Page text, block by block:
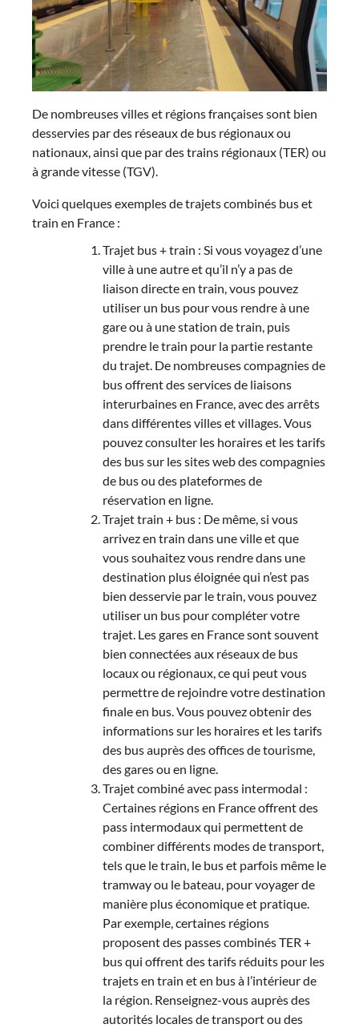
De nombreuses villes et régions françaises sont bien
desservies par des réseaux de bus régionaux ou
nationaux, ainsi que par des trains régionaux (TER) ou
à grande vitesse (TGV).
Voici quelques exemples de trajets combinés bus et
train en France :
Trajet bus + train : Si vous voyagez d’une
ville à une autre et qu’il n’y a pas de
liaison directe en train, vous pouvez
utiliser un bus pour vous rendre à une
gare ou à une station de train, puis
prendre le train pour la partie restante
du trajet. De nombreuses compagnies de
bus offrent des services de liaisons
interurbaines en France, avec des arrêts
dans différentes villes et villages. Vous
pouvez consulter les horaires et les tarifs
des bus sur les sites web des compagnies
de bus ou des plateformes de
réservation en ligne.
Trajet train + bus : De même, si vous
arrivez en train dans une ville et que
vous souhaitez vous rendre dans une
destination plus éloignée qui n’est pas
bien desservie par le train, vous pouvez
utiliser un bus pour compléter votre
trajet. Les gares en France sont souvent
bien connectées aux réseaux de bus
locaux ou régionaux, ce qui peut vous
permettre de rejoindre votre destination
finale en bus. Vous pouvez obtenir des
informations sur les horaires et les tarifs
des bus auprès des offices de tourisme,
des gares ou en ligne.
Trajet combiné avec pass intermodal :
Certaines régions en France offrent des
pass intermodaux qui permettent de
combiner différents modes de transport,
tels que le train, le bus et parfois même le
tramway ou le bateau, pour voyager de
manière plus économique et pratique.
Par exemple, certaines régions
proposent des passes combinés TER +
bus qui offrent des tarifs réduits pour les
trajets en train et en bus à l’intérieur de
la région. Renseignez-vous auprès des
autorités locales de transport ou des